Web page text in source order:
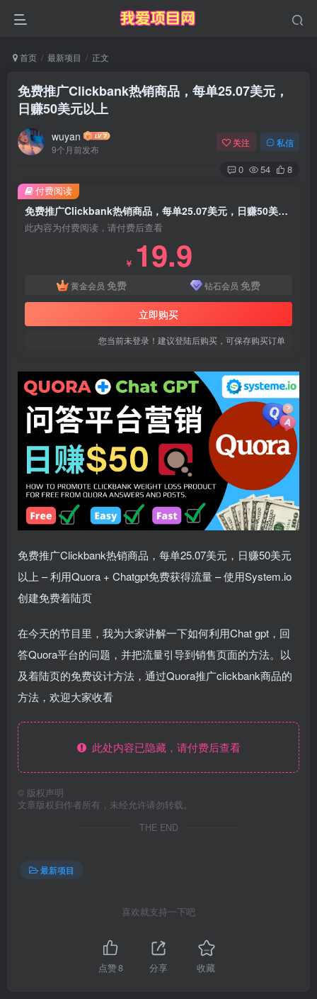
首页 最新项目 正文
免费推广Clickbank热销商品，每单25.07美元，
日赚50美元以上
wuyan
9个月前发布
关注 私信
0 54 8
免费推广Clickbank热销商品，每单25.07美元，日赚50美元以上
此内容为付费阅读，请付费后查看
￥ 19.9
黄金会员 免费 钻石会员 免费
立即购买
您当前未登录！建议登陆后购买，可保存购买订单
付费阅读
免费推广Clickbank热销商品，每单25.07美元，日赚50美元
以上 – 利用Quora + Chatgpt免费获得流量 – 使用System.io
创建免费着陆页
在今天的节目里，我为大家讲解一下如何利用Chat gpt，回
答Quora平台的问题，并把流量引导到销售页面的方法。以
及着陆页的免费设计方法，通过Quora推广clickbank商品的
方法，欢迎大家收看
此处内容已隐藏，请付费后查看
© 版权声明
文章版权归作者所有，未经允许请勿转载。
THE END
最新项目
喜欢就支持一下吧
点赞8 分享 收藏